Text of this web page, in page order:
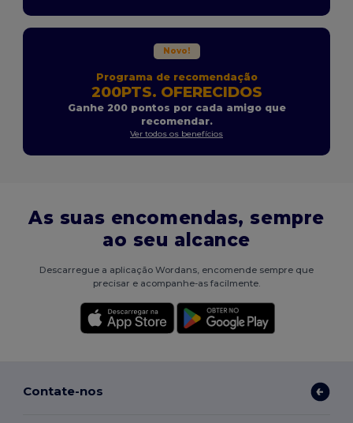
Novo!
Programa de recomendação
200PTS. OFERECIDOS
Ganhe 200 pontos por cada amigo que
recomendar.
Ver todos os benefícios
As suas encomendas, sempre
ao seu alcance
Descarregue a aplicação Wordans, encomende sempre que
precisar e acompanhe-as facilmente.
Contate-nos